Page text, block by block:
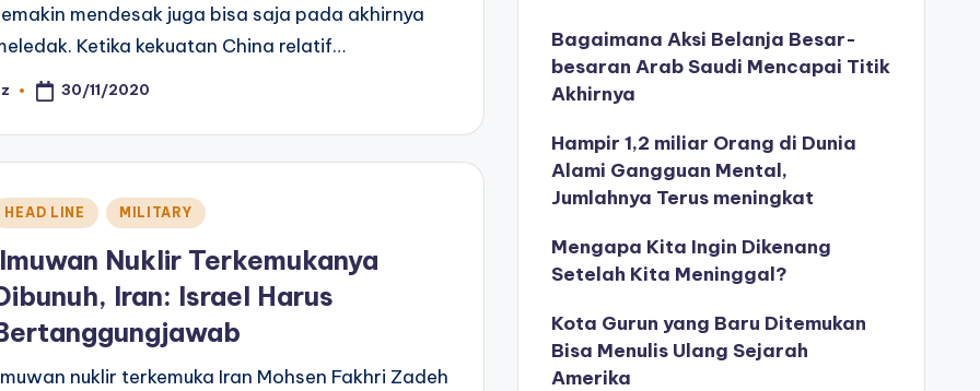
mendesak juga bisa saja pada akhirnya
Ketika kekuatan China relatif…
30/11/2020
HEAD LINE MILITARY
Nuklir Terkemukanya
Iran: Israel Harus
nuklir terkemuka Iran Mohsen Fakhri Zadeh
Bagaimana Aksi Belanja Besar-
besaran Arab Saudi Mencapai Titik
Akhirnya
Hampir 1,2 miliar Orang di Dunia
Alami Gangguan Mental,
Jumlahnya Terus meningkat
Mengapa Kita Ingin Dikenang
Setelah Kita Meninggal?
Kota Gurun yang Baru Ditemukan
Bisa Menulis Ulang Sejarah
Amerika